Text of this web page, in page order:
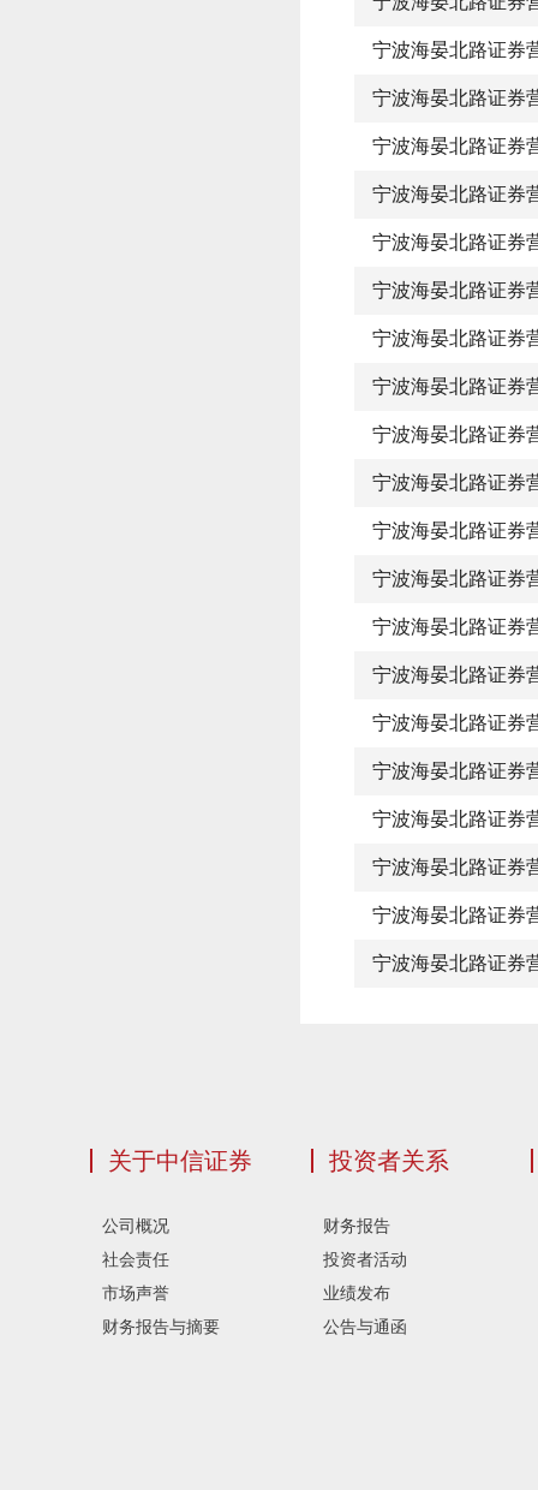
宁波海晏北路证券
宁波海晏北路证券
宁波海晏北路证券
宁波海晏北路证券
宁波海晏北路证券
宁波海晏北路证券
宁波海晏北路证券
宁波海晏北路证券
宁波海晏北路证券
宁波海晏北路证券
宁波海晏北路证券
宁波海晏北路证券
宁波海晏北路证券
宁波海晏北路证券
宁波海晏北路证券
宁波海晏北路证券
宁波海晏北路证券
宁波海晏北路证券
宁波海晏北路证券
宁波海晏北路证券
关于中信证券
公司概况
社会责任
市场声誉
财务报告与摘要
投资者关系
财务报告
投资者活动
业绩发布
公告与通函